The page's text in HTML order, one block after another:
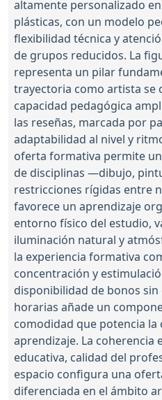
altamente personalizado
plásticas, con un modelo
flexibilidad técnica y
de grupos reducidos. La
representa un pilar
trayectoria como artista se
capacidad pedagógica
las reseñas, marcada por
adaptabilidad al nivel y
oferta formativa permite
de disciplinas —dibujo,
restricciones rígidas entre
favorece un aprendizaje
entorno físico del estudio,
iluminación natural y
la experiencia formativa
concentración y
disponibilidad de bonos
horarias añade un
comodidad que potencia la
aprendizaje. La coherencia
educativa, calidad del
espacio configura una
diferenciada en el ámbito